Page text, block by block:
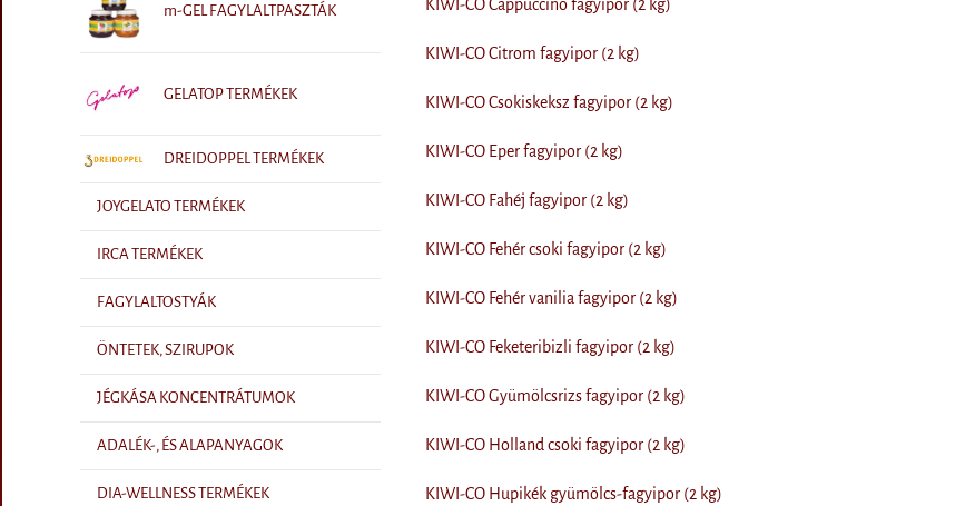
KIWI-CO Cappuccino fagyipor (2 kg)
KIWI-CO Citrom fagyipor (2 kg)
KIWI-CO Csokiskeksz fagyipor (2 kg)
KIWI-CO Eper fagyipor (2 kg)
KIWI-CO Fahéj fagyipor (2 kg)
KIWI-CO Fehér csoki fagyipor (2 kg)
KIWI-CO Fehér vanilia fagyipor (2 kg)
KIWI-CO Feketeribizli fagyipor (2 kg)
KIWI-CO Gyümölcsrizs fagyipor (2 kg)
KIWI-CO Holland csoki fagyipor (2 kg)
KIWI-CO Hupikék gyümölcs-fagyipor (2 kg)
m-GEL FAGYLALTPASZTÁK
GELATOP TERMÉKEK
DREIDOPPEL TERMÉKEK
JOYGELATO TERMÉKEK
IRCA TERMÉKEK
FAGYLALTOSTYÁK
ÖNTETEK, SZIRUPOK
JÉGKÁSA KONCENTRÁTUMOK
ADALÉK-, ÉS ALAPANYAGOK
DIA-WELLNESS TERMÉKEK